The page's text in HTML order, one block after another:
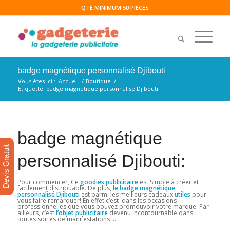
QTÉ MINIMUM 50 PIÈCES
badge magnétique personnalisé Djibouti
Vous êtes ici : Accueil / Boutique /
Etiquette: badge magnétique personnalisé Djibouti
badge magnétique
personnalisé Djibouti:
Pour commencer, Ce goodies publicitaireest Simple à créer et
facilement distribuable. De plus, le badge magnétique
personnalisé Djibouti est parmi les meilleurs cadeauxutiles pour
vous faire remarquer! En effet c’est dans les occasions
professionnelles que vous pouvez promouvoir votre marque. Par
ailleurs, c’estl’objet publicitairedevenu incontournable dans
toutes sortes de manifestations …
Devis Gratuit